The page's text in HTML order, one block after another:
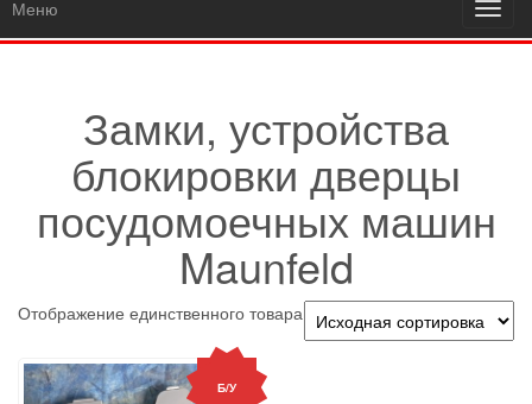
Меню
Замки, устройства
блокировки дверцы
посудомоечных машин
Maunfeld
Отображение единственного товара
Б/У